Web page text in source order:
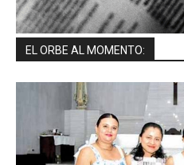
EL ORBE AL MOMENTO: